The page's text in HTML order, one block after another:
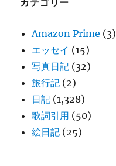
カテゴリー
Amazon Prime (3)
エッセイ (15)
写真日記 (32)
旅行記 (2)
日記 (1,328)
歌詞引用 (50)
絵日記 (25)